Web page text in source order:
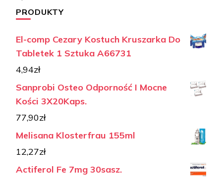
PRODUKTY
El-comp Cezary Kostuch Kruszarka Do
Tabletek 1 Sztuka A66731
4,94zł
Sanprobi Osteo Odporność I Mocne
Kości 3X20Kaps.
77,90zł
Melisana Klosterfrau 155ml
12,27zł
Actiferol Fe 7mg 30sasz.